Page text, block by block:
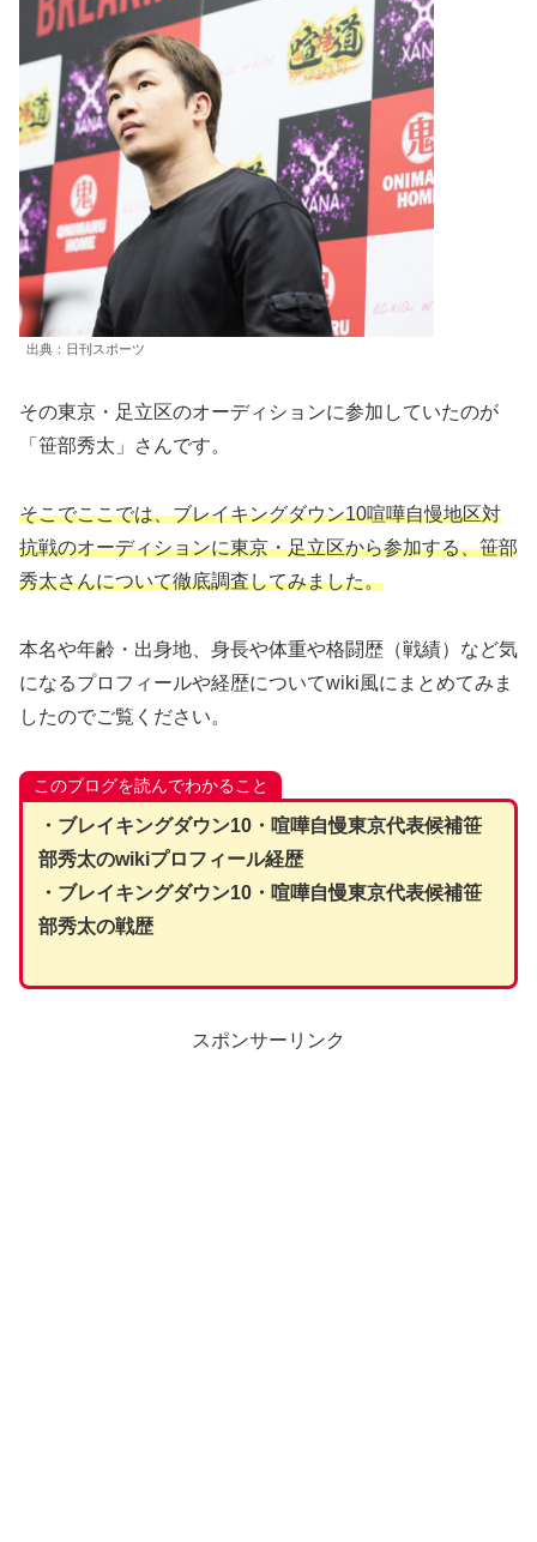
出典：日刊スポーツ
その東京・足立区のオーディションに参加していたのが
「笹部秀太」さんです。
そこでここでは、ブレイキングダウン10喧嘩自慢地区対
抗戦のオーディションに東京・足立区から参加する、笹部
秀太さんについて徹底調査してみました。
本名や年齢・出身地、身長や体重や格闘歴（戦績）など気
になるプロフィールや経歴についてwiki風にまとめてみま
したのでご覧ください。
このブログを読んでわかること
・ブレイキングダウン10・喧嘩自慢東京代表候補笹
部秀太のwikiプロフィール経歴
・ブレイキングダウン10・喧嘩自慢東京代表候補笹
部秀太の戦歴
スポンサーリンク